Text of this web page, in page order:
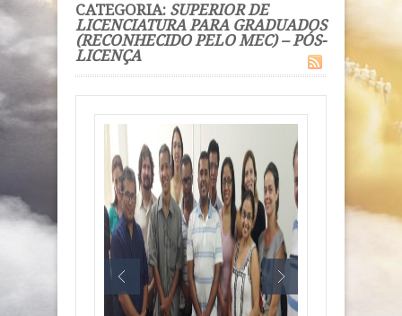
CATEGORIA: SUPERIOR DE
LICENCIATURA PARA GRADUADOS
(RECONHECIDO PELO MEC) – PÓS-
LICENÇA